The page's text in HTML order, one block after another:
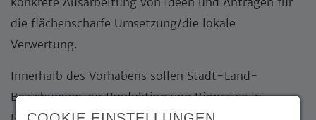
die flächenscharfe Umsetzung/die lokale
Verwertung.
Innerhalb des Vorhabens sollen Stadt-Land-
Beziehungen zur Produktion von Biomasse in